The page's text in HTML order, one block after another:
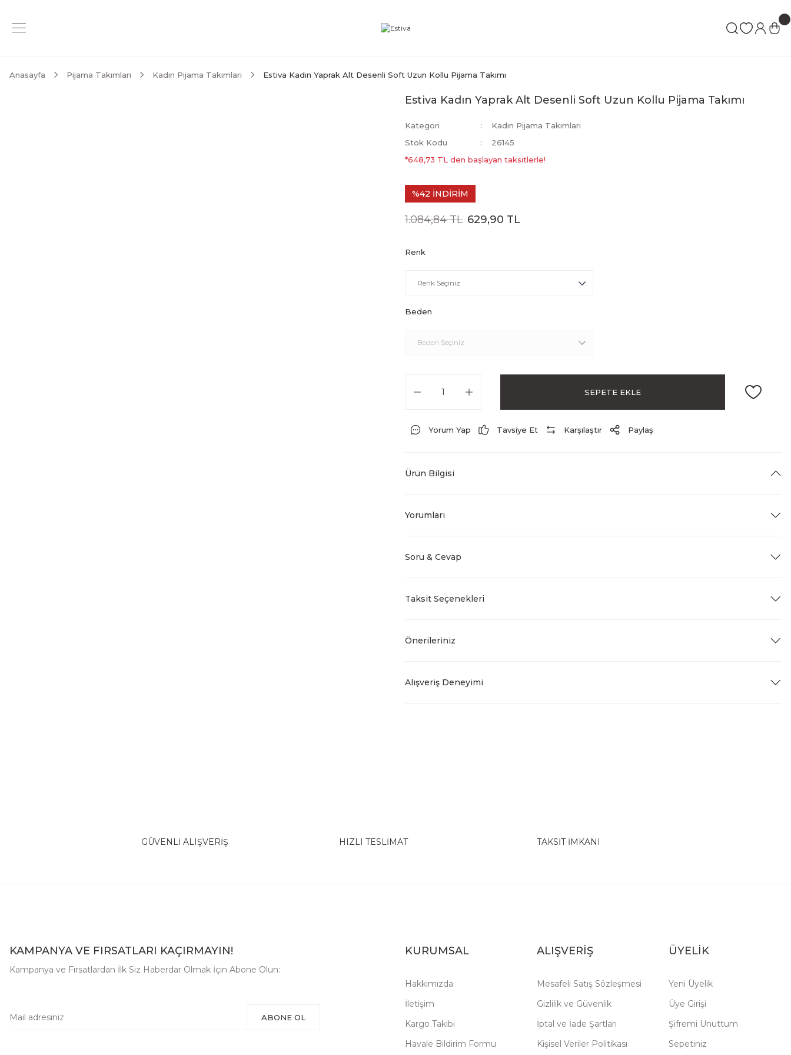
Anasayfa Pijama Takımları Kadın Pijama Takımları Estiva Kadın Yaprak Alt Desenli Soft Uzun Kollu Pijama Takımı
Estiva Kadın Yaprak Alt Desenli Soft Uzun Kollu Pijama Takımı
Kategori
Kadın Pijama Takımları
Stok Kodu
26145
*648,73 TL den başlayan taksitlerle!
%42 İNDİRİM
1.084,84 TL 629,90 TL
Renk
Beden
SEPETE EKLE
Yorum Yap Tavsiye Et Karşılaştır Paylaş
Ürün Bilgisi
Yorumları
Soru & Cevap
Taksit Seçenekleri
Önerileriniz
Alışveriş Deneyimi
GÜVENLİ ALIŞVERİŞ HIZLI TESLİMAT TAKSİT İMKANI
KAMPANYA VE FIRSATLARI KAÇIRMAYIN!
Kampanya ve Fırsatlardan İlk Siz Haberdar Olmak İçin Abone Olun:
ABONE OL
KURUMSAL
Hakkımızda
İletişim
Kargo Takibi
Havale Bildirim Formu
ALIŞVERİŞ
Mesafeli Satış Sözleşmesi
Gizlilik ve Güvenlik
İptal ve İade Şartları
Kişisel Veriler Politikası
ÜYELİK
Yeni Üyelik
Üye Girişi
Şifremi Unuttum
Sepetiniz